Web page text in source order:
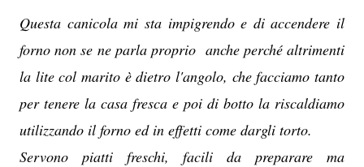
Questa canicola mi sta impigrendo e di accendere il
forno non se ne parla proprio anche perché altrimenti
la lite col marito è dietro l'angolo, che facciamo tanto
per tenere la casa fresca e poi di botto la riscaldiamo
utilizzando il forno ed in effetti come dargli torto.
Servono piatti freschi, facili da preparare ma